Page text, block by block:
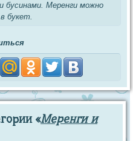
бусинами. Меренги можно
букет.
«Меренги и